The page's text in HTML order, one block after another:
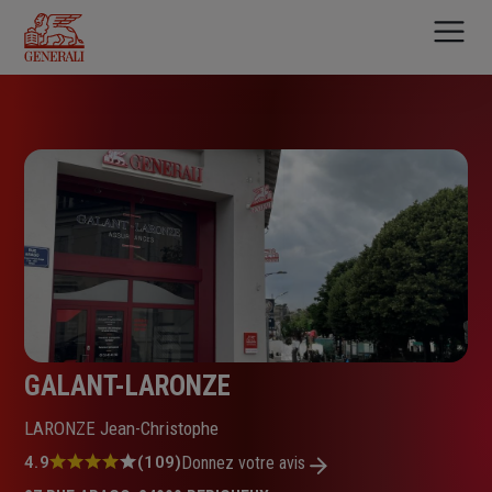
contenu
principal
GALANT-LARONZE
LARONZE Jean-Christophe
Note
4.9 (109)Donnez votre avis